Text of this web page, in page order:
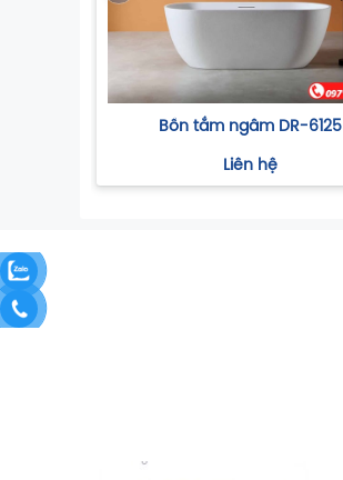
Bồn tắm ngâm DR-6125
Liên hệ